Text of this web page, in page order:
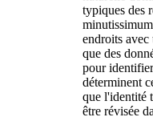
typiques des
endroits
que des
pour
déterminent
que l'identité
être révisée